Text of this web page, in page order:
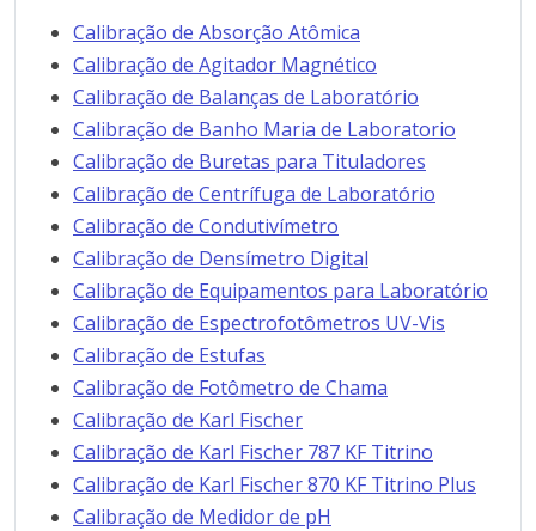
Calibração de Absorção Atômica
Calibração de Agitador Magnético
Calibração de Balanças de Laboratório
Calibração de Banho Maria de Laboratorio
Calibração de Buretas para Tituladores
Calibração de Centrífuga de Laboratório
Calibração de Condutivímetro
Calibração de Densímetro Digital
Calibração de Equipamentos para Laboratório
Calibração de Espectrofotômetros UV-Vis
Calibração de Estufas
Calibração de Fotômetro de Chama
Calibração de Karl Fischer
Calibração de Karl Fischer 787 KF Titrino
Calibração de Karl Fischer 870 KF Titrino Plus
Calibração de Medidor de pH